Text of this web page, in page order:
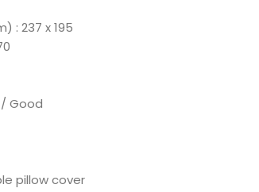
: 237 x 195
Good
pillow cover